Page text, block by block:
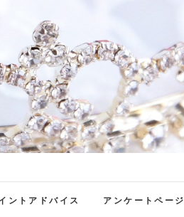
ントアドバイス アンケートページ